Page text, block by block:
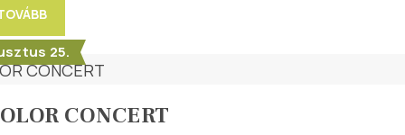
25.
CONCERT